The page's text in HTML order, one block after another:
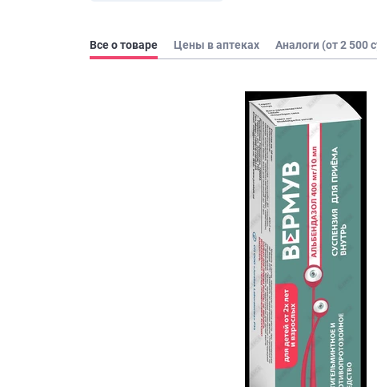
Все о товаре Цены в аптеках Аналоги (от 2 500